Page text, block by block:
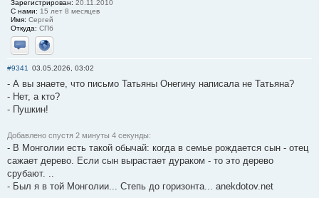
Зарегистрирован: 20.11.2010
С нами: 15 лет 8 месяцев
Имя: Сергей
Откуда: СПб
Отправить личное сообщение
Сайт
#9341 03.05.2026, 03:02
- А вы знаете, что письмо Татьяны Онегину написала не Татьяна?
- Нет, а кто?
- Пушкин!
Добавлено спустя 2 минуты 4 секунды:
- В Монголии есть такой обычай: когда в семье рождается сын - отец
сажает дерево. Если сын вырастает дураком - то это дерево
срубают. ..
- Был я в той Монголии... Степь до горизонта... anekdotov.net